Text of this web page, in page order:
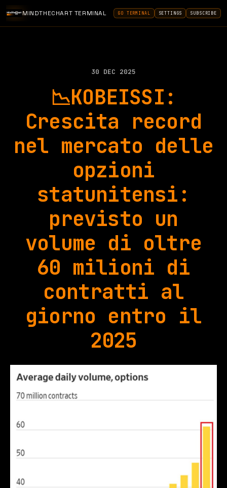
MINDTHECHART TERMINAL GO TERMINAL SETTINGS SUBSCRIBE
30 DEC 2025
📉KOBEISSI:
Crescita record
nel mercato delle
opzioni
statunitensi:
previsto un
volume di oltre
60 milioni di
contratti al
giorno entro il
2025